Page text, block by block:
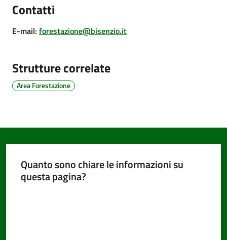
Novità
Documenti
Seguici
Contatti
E-mail: forestazione@bisenzio.it
Strutture correlate
Area Forestazione
Quanto sono chiare le informazioni su
questa pagina?